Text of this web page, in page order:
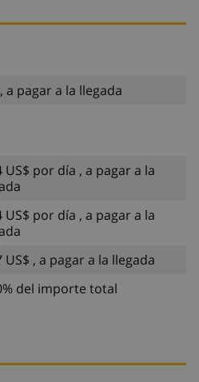
a pagar a la llegada
US$ por día , a pagar a la
US$ por día , a pagar a la
US$ , a pagar a la llegada
del importe total